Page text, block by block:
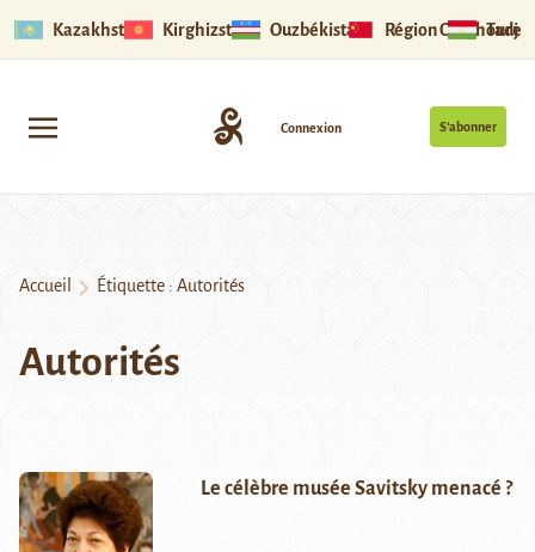
Kazakhstan Kirghizstan Ouzbékistan Région Ouïghoure
S’abonner
Connexion
Accueil Étiquette : Autorités
Autorités
Le célèbre musée Savitsky menacé ?